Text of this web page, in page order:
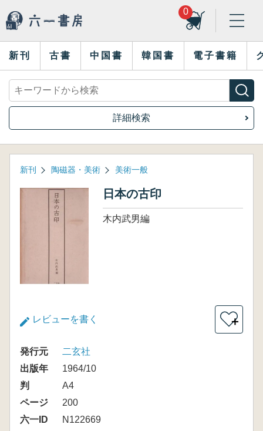
0
新刊 古書 中国書 韓国書 電子書籍
詳細検索
新刊 陶磁器・美術 美術一般
日本の古印
木内武男編
レビューを書く ＋
発行元
二玄社
出版年
1964/10
判
A4
ページ
200
六一ID
N122669